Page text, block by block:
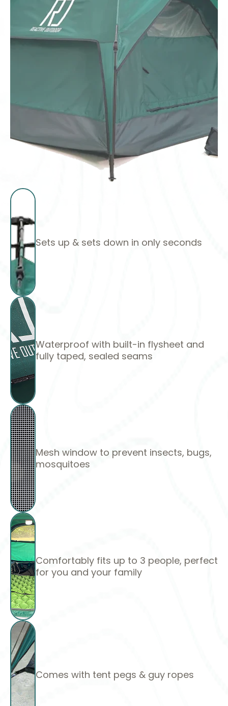
Sets up & sets down in only seconds
Waterproof with built-in flysheet and
fully taped, sealed seams
Mesh window to prevent insects, bugs,
mosquitoes
Comfortably fits up to 3 people, perfect
for you and your family
Comes with tent pegs & guy ropes